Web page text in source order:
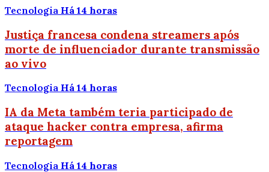
Tecnologia Há 14 horas
Justiça francesa condena streamers após
morte de influenciador durante transmissão
ao vivo
Tecnologia Há 14 horas
IA da Meta também teria participado de
ataque hacker contra empresa, afirma
reportagem
Tecnologia Há 14 horas